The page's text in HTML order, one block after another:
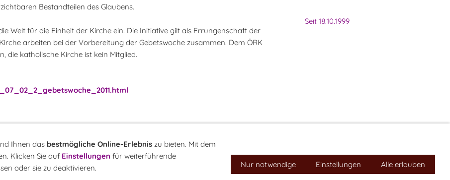
Bestandteilen des Glaubens.
Welt für die Einheit der Kirche ein. Die Initiative gilt als Errungenschaft der
arbeiten bei der Vorbereitung der Gebetswoche zusammen. Dem ÖRK
die katholische Kirche ist kein Mitglied.
Seit 18.10.1999
LINK-Hinweis DisclaimerDatenschutzerklärung ImpressumCookies
Ihnen das bestmögliche Online-Erlebnis zu bieten. Mit dem
Klicken Sie auf Einstellungen für weiterführende
oder sie zu deaktivieren.
Nur notwendige Einstellungen Alle erlauben